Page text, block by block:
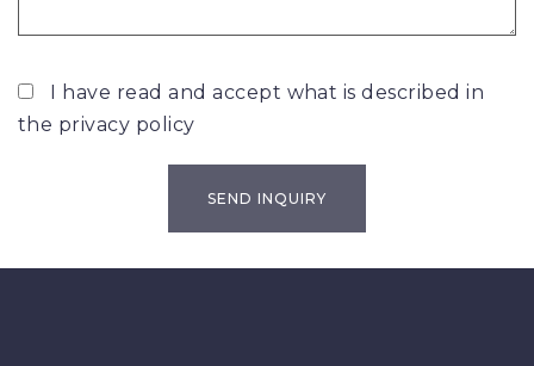
I have read and accept what is described in
the privacy policy